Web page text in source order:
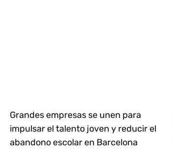
Grandes empresas se unen para
impulsar el talento joven y reducir el
abandono escolar en Barcelona